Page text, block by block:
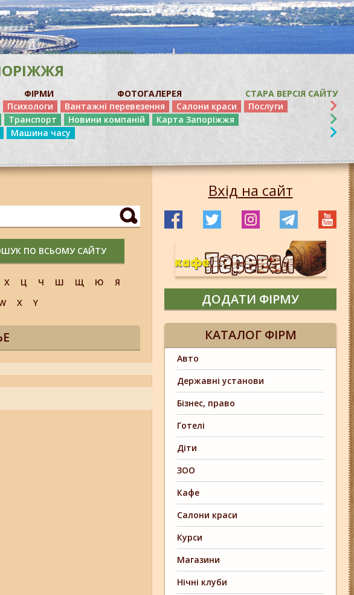
ФІРМИ ФОТОГАЛЕРЕЯ
СТАРА ВЕРСІЯ САЙТУ
Психологи Вантажні перевезення Салони краси
Послуги
Транспорт Новини компаній
Карта Запоріжжя
Машина часу
ПО ВСЬОМУ САЙТУ
Х Ц Ч Ш Щ Ю
Я
X Y
Вхід на сайт
ДОДАТИ ФІРМУ
КАТАЛОГ ФІРМ
Авто
Державні установи
Бізнес, право
Готелі
Діти
ЗОО
Кафе
Салони краси
Курси
Магазини
Нічні клуби